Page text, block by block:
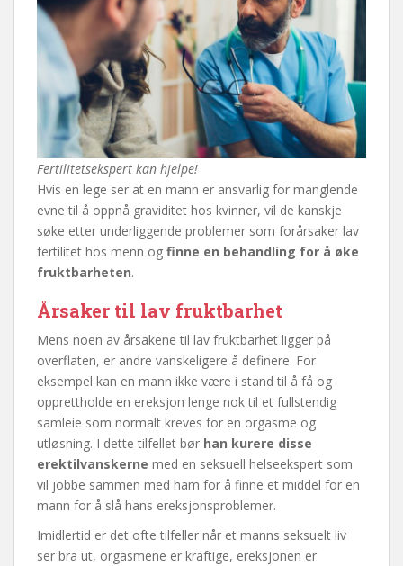
Fertilitetsekspert kan hjelpe!
Hvis en lege ser at en mann er ansvarlig for manglende
evne til å oppnå graviditet hos kvinner, vil de kanskje
søke etter underliggende problemer som forårsaker lav
fertilitet hos menn og finne en behandling for å øke
fruktbarheten.
Årsaker til lav fruktbarhet
Mens noen av årsakene til lav fruktbarhet ligger på
overflaten, er andre vanskeligere å definere. For
eksempel kan en mann ikke være i stand til å få og
opprettholde en ereksjon lenge nok til et fullstendig
samleie som normalt kreves for en orgasme og
utløsning. I dette tilfellet bør han kurere disse
erektilvanskerne med en seksuell helseekspert som
vil jobbe sammen med ham for å finne et middel for en
mann for å slå hans ereksjonsproblemer.
Imidlertid er det ofte tilfeller når et manns seksuelt liv
ser bra ut, orgasmene er kraftige, ereksjonen er